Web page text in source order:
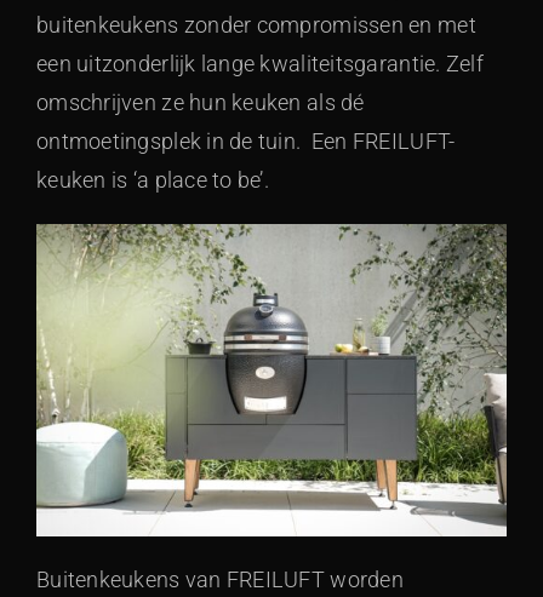
buitenkeukens zonder compromissen en met
een uitzonderlijk lange kwaliteitsgarantie. Zelf
omschrijven ze hun keuken als dé
ontmoetingsplek in de tuin. Een FREILUFT-
keuken is ‘a place to be’.
Buitenkeukens van FREILUFT worden